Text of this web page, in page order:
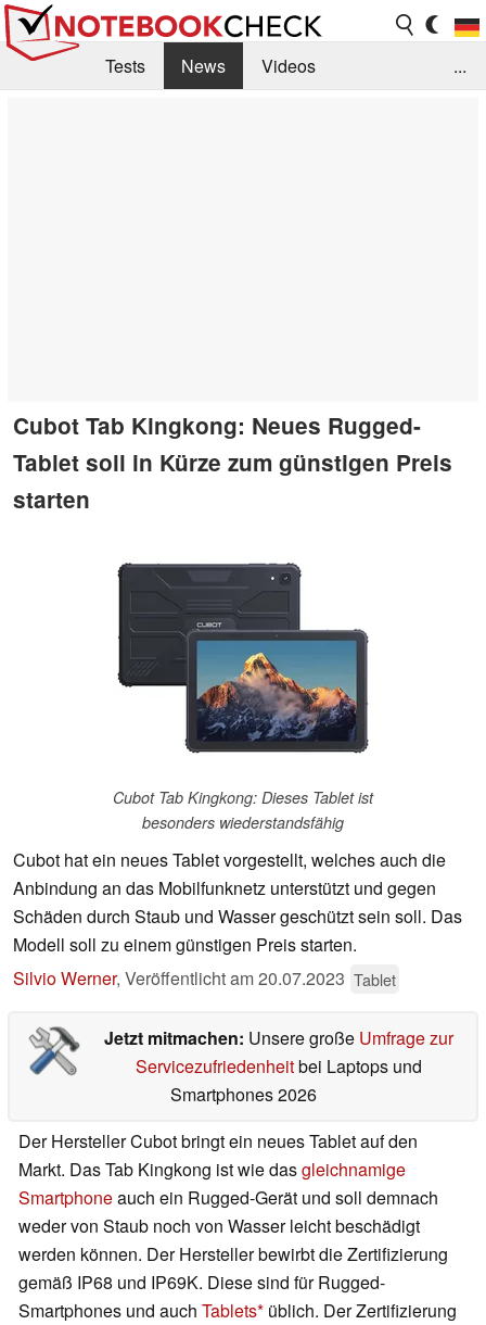
Tests News
Videos
...
Cubot Tab Kingkong: Neues Rugged-
Tablet soll in Kürze zum günstigen Preis
starten
Cubot Tab Kingkong: Dieses Tablet ist
besonders wiederstandsfähig
Cubot hat ein neues Tablet vorgestellt, welches auch die
Anbindung an das Mobilfunknetz unterstützt und gegen
Schäden durch Staub und Wasser geschützt sein soll. Das
Modell soll zu einem günstigen Preis starten.
Silvio Werner, Veröffentlicht am20.07.2023 Tablet
Jetzt mitmachen: Unsere große Umfrage zur
Servicezufriedenheitbei Laptops und
Smartphones 2026
Der Hersteller Cubot bringt ein neues Tablet auf den
Markt. Das Tab Kingkong ist wie dasgleichnamige
Smartphoneauch ein Rugged-Gerät und soll demnach
weder von Staub noch von Wasser leicht beschädigt
werden können. Der Hersteller bewirbt die Zertifizierung
gemäß IP68 und IP69K. Diese sind für Rugged-
Smartphones und auch Tablets üblich. Der Zertifizierung